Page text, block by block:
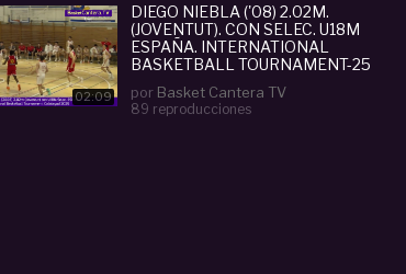
02:09
DIEGO NIEBLA ('08) 2.02M.
(JOVENTUT). CON SELEC. U18M
ESPAÑA. INTERNATIONAL
BASKETBALL TOURNAMENT-25
por Basket Cantera TV
89 reproducciones